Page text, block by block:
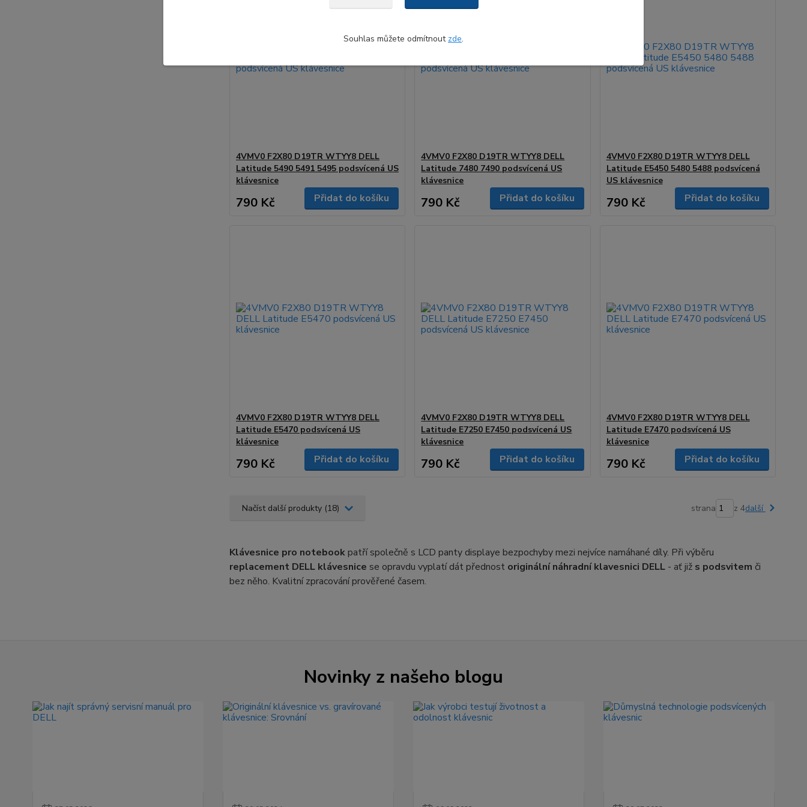
4VMV0 F2X80 D19TR WTYY8 DELL
Latitude 5490 5491 5495 podsvícená US
klávesnice
790 Kč Přidat do košíku
4VMV0 F2X80 D19TR WTYY8 DELL
Latitude 7480 7490 podsvícená US
klávesnice
790 Kč Přidat do košíku
4VMV0 F2X80 D19TR WTYY8 DELL
Latitude E5450 5480 5488 podsvícená
US klávesnice
790 Kč Přidat do košíku
4VMV0 F2X80 D19TR WTYY8 DELL
Latitude E5470 podsvícená US
klávesnice
790 Kč Přidat do košíku
4VMV0 F2X80 D19TR WTYY8 DELL
Latitude E7250 E7450 podsvícená US
klávesnice
790 Kč Přidat do košíku
4VMV0 F2X80 D19TR WTYY8 DELL
Latitude E7470 podsvícená US
klávesnice
790 Kč Přidat do košíku
Načíst další produkty (18) strana z 4další
Klávesnice pro notebookpatří společně s LCD panty displaye bezpochyby mezi nejvíce namáhané díly. Při výběru
replacement DELL klávesnice se opravdu vyplatí dát přednost originální náhradní klavesnici DELL- ať již s podsvitem či
bez něho. Kvalitní zpracování prověřené časem.
Novinky z našeho blogu
Souhlas můžete odmítnout zde.